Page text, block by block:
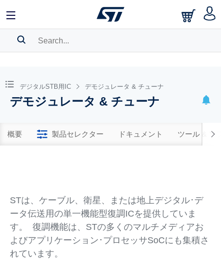
BOOKMARK
Pleaselog in to show your saved searches.
デジタルSTB用IC デモジュレータ & チューナ
デモジュレータ & チューナ
概要 製品セレクター ドキュメント ツール & ソ
STは、ケーブル、衛星、または地上デジタル･デ
ータ伝送用の単一機能型復調ICを提供していま
す。 復調機能は、STの多くのマルチメディアお
よびアプリケーション･プロセッサSoCにも集積さ
れています。